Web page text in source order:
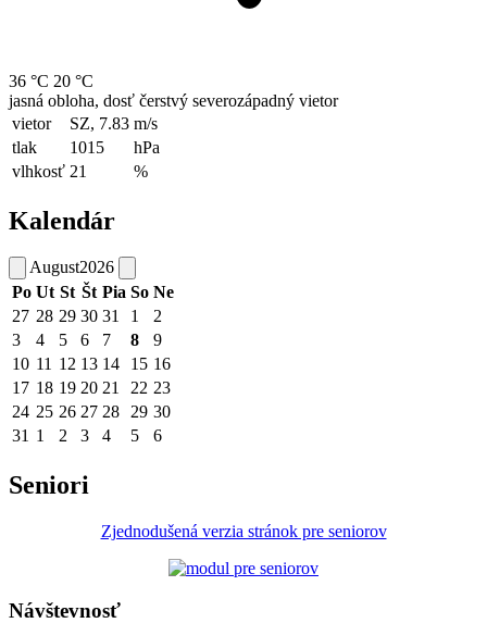
36 °C 20 °C
jasná obloha, dosť čerstvý severozápadný vietor
vietor
SZ, 7.83 m/s
tlak
1015
hPa
vlhkosť 21 %
Kalendár
August2026
Po Ut St Št Pia So Ne
27 28 29 30 31 1
2
3
4 5 6 7 8
9
10 11 12 13 14 15 16
17 18 19 20 21 22 23
24 25 26 27 28 29 30
31 1 2 3 4 5 6
Seniori
Zjednodušená verzia stránok pre seniorov
Návštevnosť